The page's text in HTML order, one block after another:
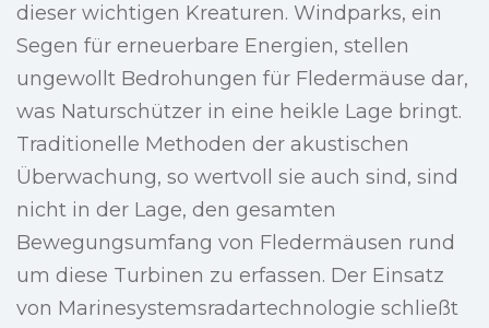
dieser wichtigen Kreaturen. Windparks, ein
Segen für erneuerbare Energien, stellen
ungewollt Bedrohungen für Fledermäuse dar,
was Naturschützer in eine heikle Lage bringt.
Traditionelle Methoden der akustischen
Überwachung, so wertvoll sie auch sind, sind
nicht in der Lage, den gesamten
Bewegungsumfang von Fledermäusen rund
um diese Turbinen zu erfassen. Der Einsatz
von Marinesystemsradartechnologie schließt